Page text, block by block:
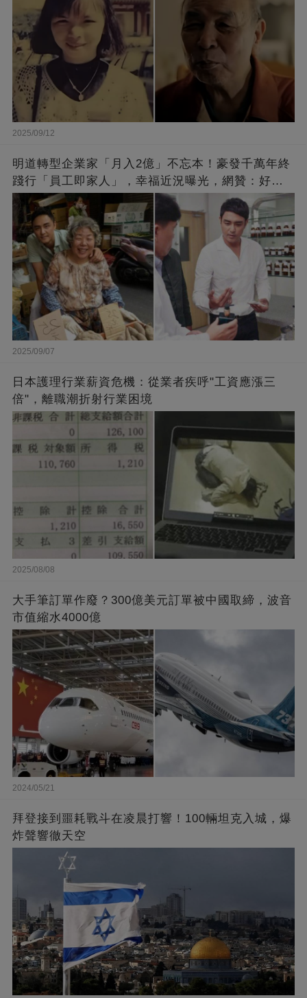
2025/09/12
明道轉型企業家「月入2億」不忘本！豪發千萬年終
踐行「員工即家人」，幸福近況曝光，網贊：好老
闆的福報
2025/09/07
日本護理行業薪資危機：從業者疾呼"工資應漲三
倍"，離職潮折射行業困境
2025/08/08
大手筆訂單作廢？300億美元訂單被中國取締，波音
市值縮水4000億
2024/05/21
拜登接到噩耗戰斗在凌晨打響！100輛坦克入城，爆
炸聲響徹天空